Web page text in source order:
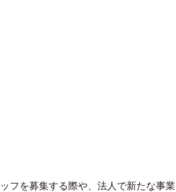
フを募集する際や、法人で新たな事業